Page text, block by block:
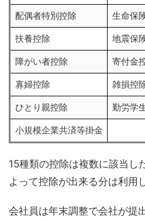
配偶者特別控除 生命保
扶養控除 地震保
障がい者控除 寄付金
寡婦控除 雑損控
ひとり親控除 勤労学
小規模企業共済等掛金
15種類の控除は複数に該当し
よって控除が出来る分は利用
会社員は年末調整で会社が提